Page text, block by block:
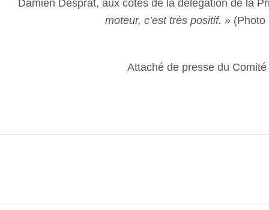
Damien Desprat, aux côtés de la délégation de la
moteur, c’est très positif. » (Photo
Attaché de presse du